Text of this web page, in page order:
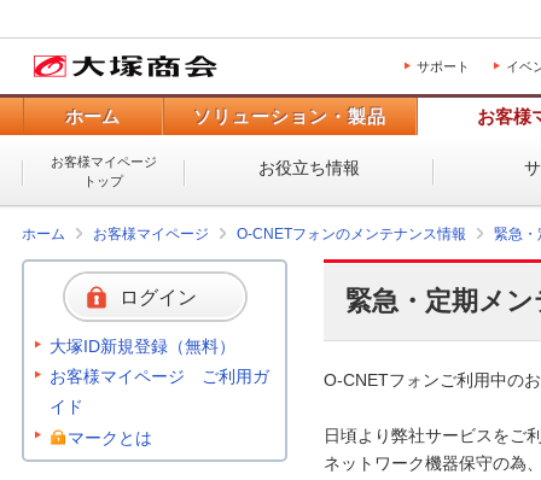
サポート イベ
ホーム ソリューション・製品 お客様
お客様マイページ
トップ
お役立ち情報
ホーム お客様マイページ O-CNETフォンのメンテナンス情報 緊急・
緊急・定期メ
O-CNETフォンご利用中の
日頃より弊社サービスをご
ネットワーク機器保守の為
ログイン
大塚ID新規登録（無料）
お客様マイページ ご利用ガ
イド
マークとは